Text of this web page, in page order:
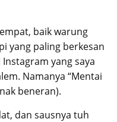
baik warung
yang paling berkesan
yang saya
Namanya “Mentai
beneran).
dan sausnya tuh